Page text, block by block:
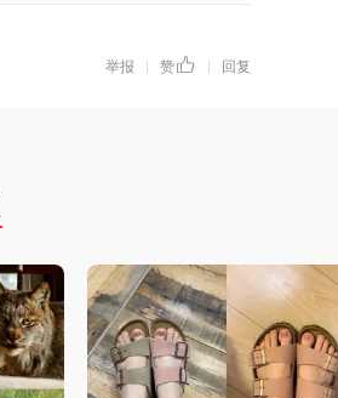
举报 | 赞 | 回复